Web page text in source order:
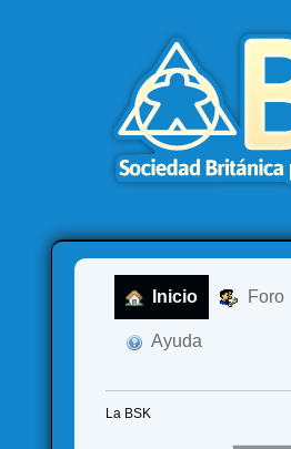
Inicio Foro
Ayuda
La BSK